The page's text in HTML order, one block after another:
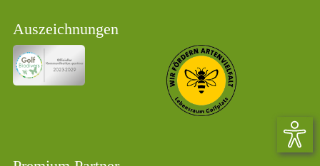
Auszeichnungen